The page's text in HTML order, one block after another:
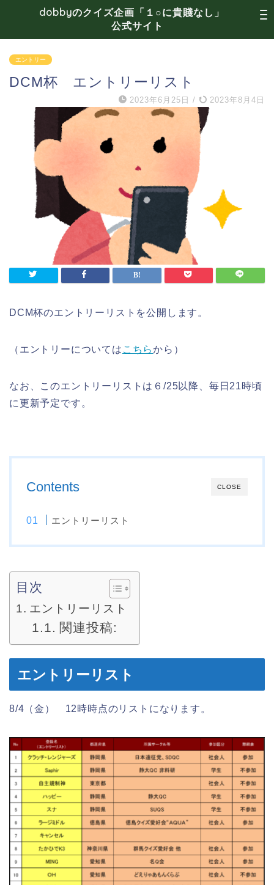
dobbyのクイズ企画「１○に貴賤なし」
公式サイト
エントリー
DCM杯 エントリーリスト
2023年6月25日 / 2023年8月4日
DCM杯のエントリーリストを公開します。
（エントリーについては こちらから）
なお、このエントリーリストは６/25以降、毎日21時頃
に更新予定です。
CLOSE
Contents
エントリーリスト
目次
エントリーリスト
関連投稿:
エントリーリスト
8/4（金） 12時時点のリストになります。